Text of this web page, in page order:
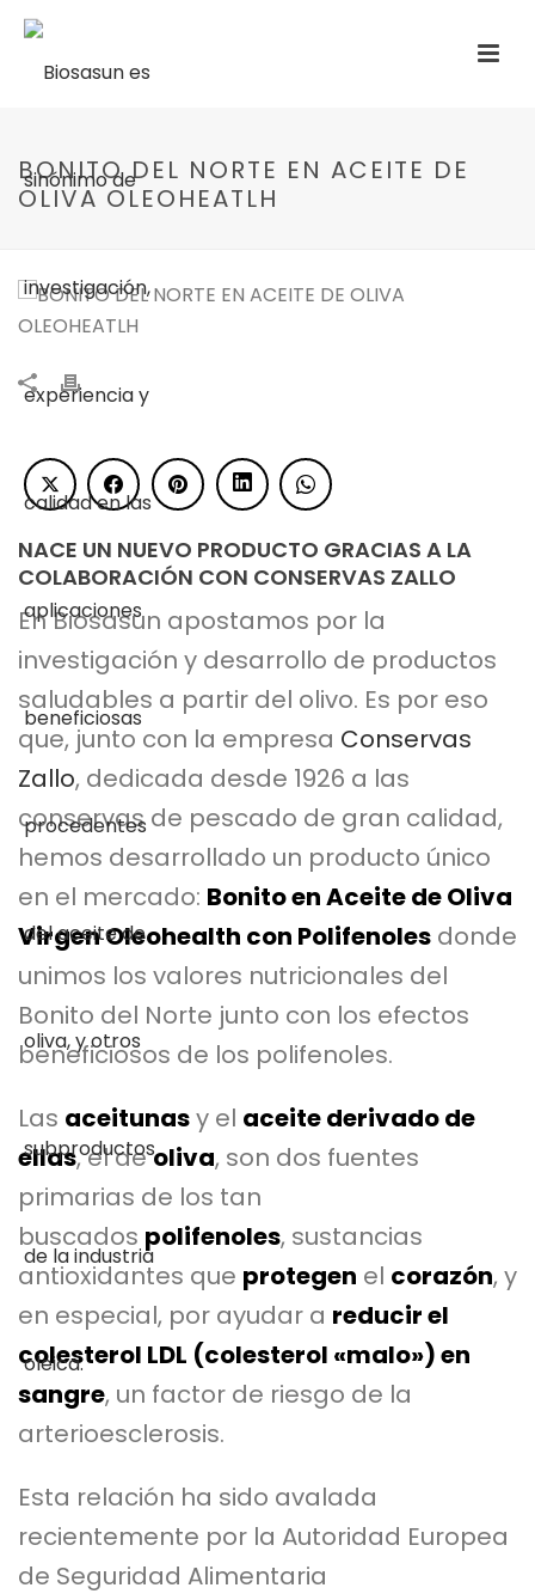
BONITO DEL NORTE EN ACEITE DE
OLIVA OLEOHEATLH
NACE UN NUEVO PRODUCTO GRACIAS A LA
COLABORACIÓN CON CONSERVAS ZALLO
En Biosasun apostamos por la
investigación y desarrollo de productos
saludables a partir del olivo. Es por eso
que, junto con la empresa Conservas
Zallo, dedicada desde 1926 a las
conservas de pescado de gran calidad,
hemos desarrollado un producto único
en el mercado: Bonito en Aceite de Oliva
Virgen Oleohealth con Polifenoles donde
unimos los valores nutricionales del
Bonito del Norte junto con los efectos
beneficiosos de los polifenoles.
Las aceitunasy el aceite derivado de
ellas, el deoliva, son dos fuentes
primarias de los tan
buscados polifenoles, sustancias
antioxidantes que protegen el corazón, y
en especial, por ayudar a reducir el
colesterol LDL (colesterol «malo») en
sangre, un factor de riesgo de la
arterioesclerosis.
Esta relación ha sido avalada
recientemente por la Autoridad Europea
de Seguridad Alimentaria